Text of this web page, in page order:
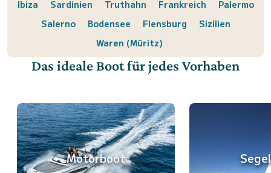
Ibiza Sardinien Truthahn Frankreich
Palermo
Salerno
Bodensee Flensburg
Sizilien
Waren (Müritz)
Das ideale Boot für jedes Vorhaben
Motorboot